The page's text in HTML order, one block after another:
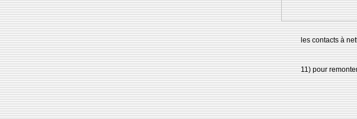
les contacts à
11) pour